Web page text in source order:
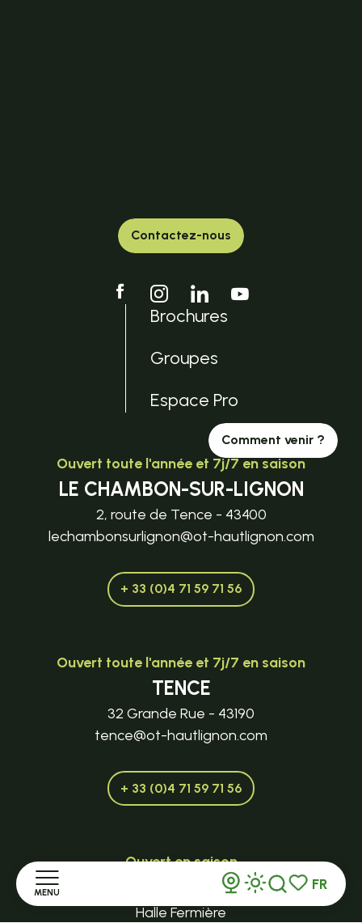
MENU
Voir les
Recherche
FR
Contactez-nous
Brochures
Groupes
Espace Pro
Comment venir ?
Ouvert toute l'année et 7j/7 en saison
LE CHAMBON-SUR-LIGNON
2, route de Tence - 43400
lechambonsurlignon@ot-hautlignon.com
+ 33 (0)4 71 59 71 56
Ouvert toute l'année et 7j/7 en saison
TENCE
32 Grande Rue - 43190
tence@ot-hautlignon.com
+ 33 (0)4 71 59 71 56
Ouvert en saison
LE MAZET-SAINT-VOY
Halle Fermière